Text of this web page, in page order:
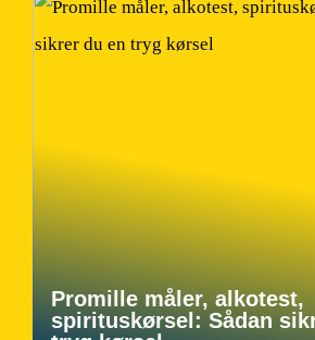
Promille måler, alkotest,
spirituskørsel: Sådan